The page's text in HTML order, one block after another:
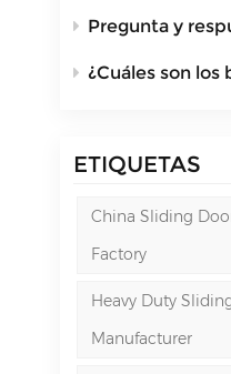
Pregunta y
¿Cuáles son los beneficios de los
ETIQUETAS
China Sliding
Factory
Heavy Duty
Manufacturer